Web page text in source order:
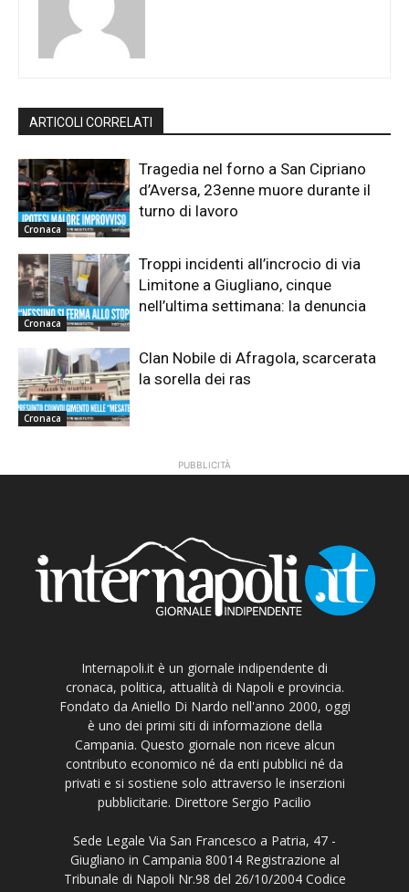
ARTICOLI CORRELATI
Cronaca
Tragedia nel forno a San Cipriano
d’Aversa, 23enne muore durante il
turno di lavoro
Cronaca
Troppi incidenti all’incrocio di via
Limitone a Giugliano, cinque
nell’ultima settimana: la denuncia
Cronaca
Clan Nobile di Afragola, scarcerata
la sorella dei ras
PUBBLICITÀ
Internapoli.it è un giornale indipendente di
cronaca, politica, attualità di Napoli e provincia.
Fondato da Aniello Di Nardo nell'anno 2000, oggi
è uno dei primi siti di informazione della
Campania. Questo giornale non riceve alcun
contributo economico né da enti pubblici né da
privati e si sostiene solo attraverso le inserzioni
pubblicitarie. Direttore Sergio Pacilio
Sede Legale Via San Francesco a Patria, 47 -
Giugliano in Campania 80014 Registrazione al
Tribunale di Napoli Nr.98 del 26/10/2004 Codice